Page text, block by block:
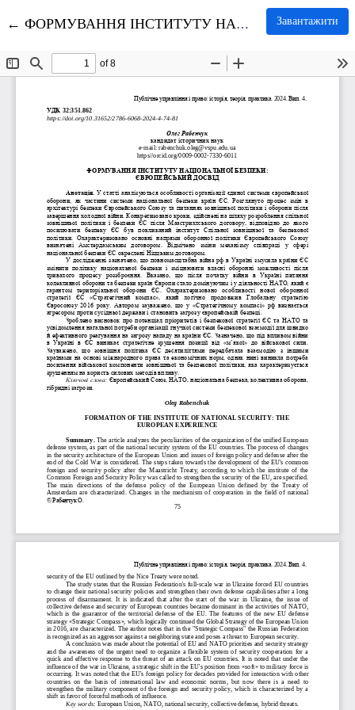
← Повернутися до подробиць статті
ФОРМУВАННЯ ІНСТИТУТУ НАЦІОНАЛЬНОЇ БЕЗПЕКИ: ЄВРОПЕЙСЬКИЙ ДОСВІД Завантажити